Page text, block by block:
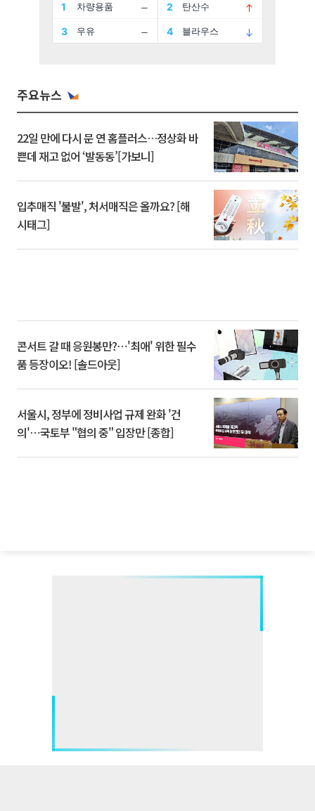
주요뉴스
22일 만에 다시 문 연 홈플러스…정상화 바
쁜데 재고 없어 ‘발동동’[가보니]
입추매직 '불발', 처서매직은 올까요? [해
시태그]
콘서트 갈 때 응원봉만?⋯'최애' 위한 필수
품 등장이오! [솔드아웃]
서울시, 정부에 정비사업 규제 완화 '건
의'⋯국토부 "협의 중" 입장만 [종합]